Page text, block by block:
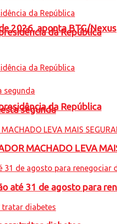
2026, aponta BTG/Nexus
da República
da República
segunda
MACHADO LEVA
até 31 de agosto para